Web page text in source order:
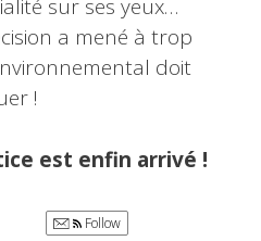
sur ses yeux…
a mené à trop
doit
!
est enfin arrivé !
Follow